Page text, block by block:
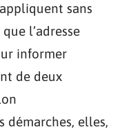
sans
l’adresse
informer
de deux
démarches, elles,